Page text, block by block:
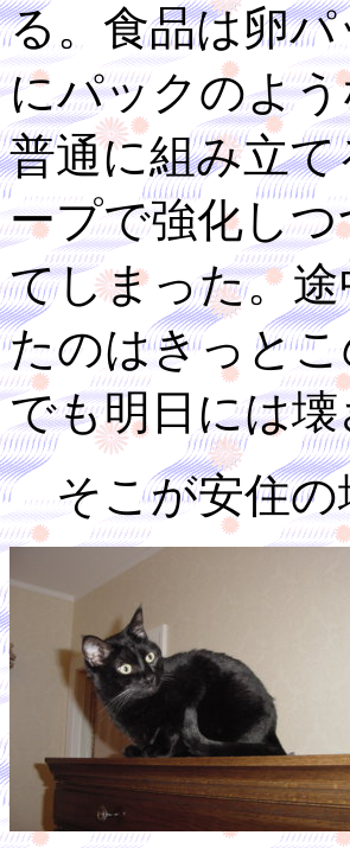
る。食品は卵
にパックのよ
普通に組み立
ープで強化し
てしまった。
たのはきっと
でも明日には
そこが安住の